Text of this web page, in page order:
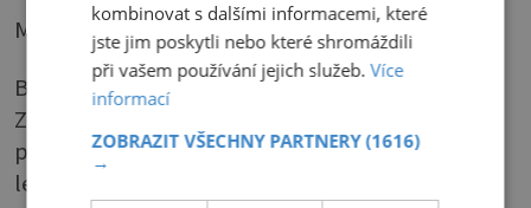
Mohutné poprsí
Bývá to častý problém žen zralejšího věku:
Zatímco nohy zůstaly štíhlé, poprsí a mnohdy i
pas nabraly na objemu, čím postava ztratila
lehkost. Tu jí vrátíme především oblečením
kombinovat s dalšími informacemi, které
jste jim poskytli nebo které shromáždili
při vašem používání jejich služeb.Více
informací
ZOBRAZIT VŠECHNY PARTNERY(1616)
→